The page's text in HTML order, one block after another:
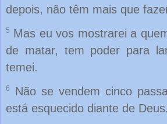
depois, não têm mais que
5 Mas eu vos mostrarei a
de matar, tem poder para
temei.
6
Não se vendem cinco
está esquecido diante de Deus.